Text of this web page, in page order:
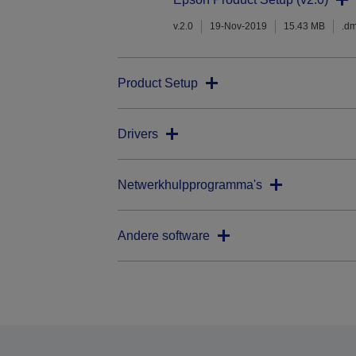
v.2.0 19-Nov-2019 15.43 MB
Product Setup
Drivers
Netwerkhulpprogramma's
Andere software